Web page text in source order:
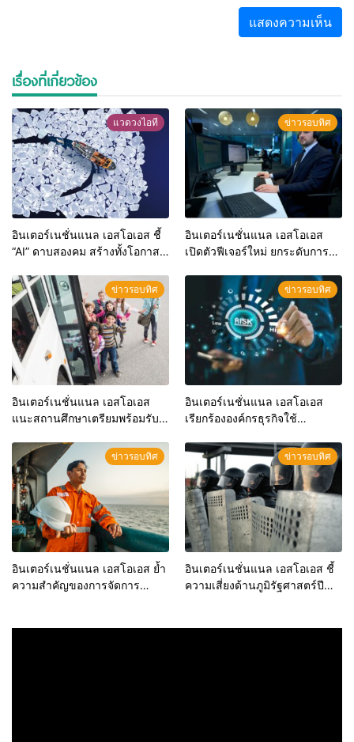
เรื่องที่เกี่ยวข้อง
แวดวงไอที
อินเตอร์เนชั่นแนล เอสโอเอส ชี้
“AI” ดาบสองคม สร้างทั้งโอกาส
ความเสี่ยงขององค์กร
ข่าวรอบทิศ
อินเตอร์เนชั่นแนล เอสโอเอส
เปิดตัวฟีเจอร์ใหม่ ยกระดับการ
ข่าวรอบทิศ
อินเตอร์เนชั่นแนล เอสโอเอส
แนะสถานศึกษาเตรียมพร้อมรับ
เสริมสุขภาพและความปลอดภัย
รอบด้าน
ข่าวรอบทิศ
อินเตอร์เนชั่นแนล เอสโอเอส
เรียกร้ององค์กรธุรกิจใช้
วิกฤต
ข่าวรอบทิศ
อินเตอร์เนชั่นแนล เอสโอเอส ย้ำ
ความสำคัญของการจัดการ
ข่าวรอบทิศ
อินเตอร์เนชั่นแนล เอสโอเอส ชี้
ความเสี่ยงด้านภูมิรัฐศาสตร์ปี